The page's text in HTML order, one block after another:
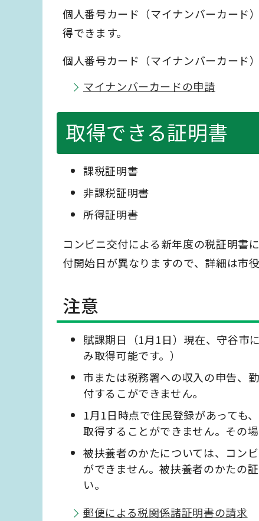
個人番号カード（マイナンバーカード
得できます。
個人番号カード（マイナンバーカード
マイナンバーカードの申請
取得できる証明書
課税証明書
非課税証明書
所得証明書
コンビニ交付による新年度の税証明書
付開始日が異なりますので、詳細は市
注意
賦課期日（1月1日）現在、守谷市
み取得可能です。）
市または税務署への収入の申告、
付するこができません。
1月1日時点で住民登録があっても
取得することができません。その
被扶養者のかたについては、コン
ができません。被扶養者のかたの
い。
郵便による税関係諸証明書の請求